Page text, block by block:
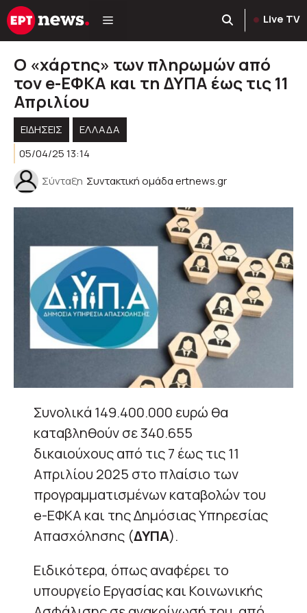
Μετάβαση
σε
Live TV
Ο «χάρτης» των πληρωμών από
τον e-ΕΦΚΑ και τη ΔΥΠΑ έως τις 11
Απριλίου
ΕΙΔΗΣΕΙΣ
ΕΛΛΑΔΑ
05/04/25 13:14
Σύνταξη Συντακτική ομάδα ertnews.gr
Συνολικά 149.400.000 ευρώ θα
καταβληθούν σε 340.655
δικαιούχους από τις 7 έως τις 11
Απριλίου 2025 στο πλαίσιο των
προγραμματισμένων καταβολών του
e-ΕΦΚΑ και της Δημόσιας Υπηρεσίας
Απασχόλησης (ΔΥΠΑ).
Ειδικότερα, όπως αναφέρει το
υπουργείο Εργασίας και Κοινωνικής